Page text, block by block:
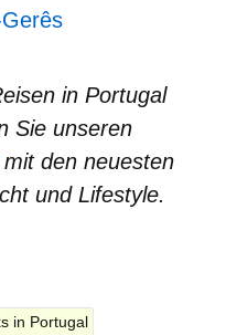
in Portugal
Sie unseren
mit den neuesten
und Lifestyle.
in Portugal